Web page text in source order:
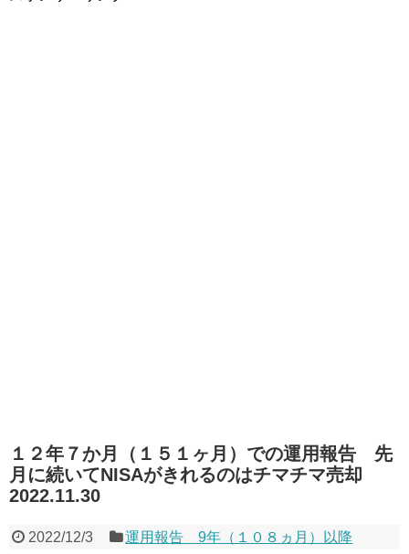
１２年７か月（１５１ヶ月）での運用報告 先
月に続いてNISAがきれるのはチマチマ売却
2022.11.30
2022/12/3 運用報告 9年（１０８ヵ月）以降